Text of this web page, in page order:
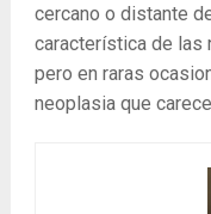
cercano o distante
característica de las
pero en raras
neoplasia que